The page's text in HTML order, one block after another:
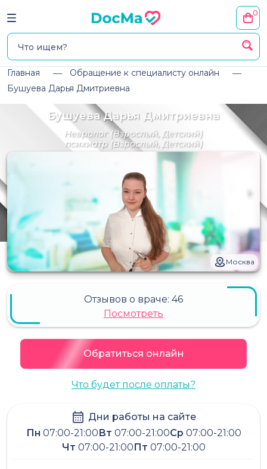
0
Главная
Обращение к специалисту онлайн
Бушуева Дарья Дмитриевна
Бушуева Дарья Дмитриевна
Невролог(Взрослый, Детский)
психиатр(Взрослый, Детский)
Москва
Отзывов о враче: 46
Посмотреть
Обратиться онлайн
Что будет после оплаты?
Дни работы на сайте
Пн 07:00-21:00Вт 07:00-21:00Ср 07:00-21:00
Чт 07:00-21:00Пт 07:00-21:00